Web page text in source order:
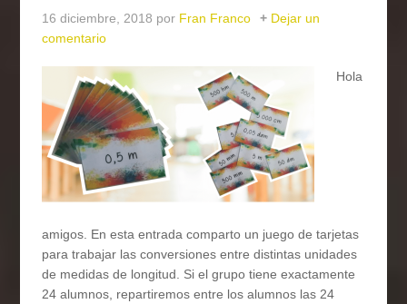
16 diciembre, 2018 por Fran Franco
Dejar un
comentario
Hola
amigos. En esta entrada comparto un juego de tarjetas
para trabajar las conversiones entre distintas unidades
de medidas de longitud. Si el grupo tiene exactamente
24 alumnos, repartiremos entre los alumnos las 24